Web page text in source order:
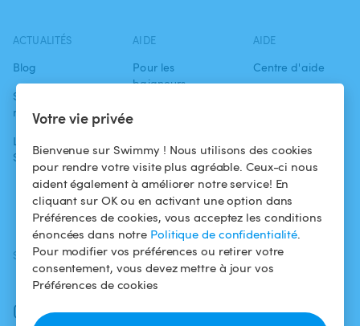
Votre vie privée
Bienvenue sur Swimmy ! Nous utilisons des cookies
pour rendre votre visite plus agréable. Ceux-ci nous
aident également à améliorer notre service! En
cliquant sur OK ou en activant une option dans
Préférences de cookies, vous acceptez les conditions
énoncées dans notre Politique de confidentialité.
Pour modifier vos préférences ou retirer votre
consentement, vous devez mettre à jour vos
Préférences de cookies
ACTUALITÉS
Blog
Swimmy dans les
médias
L'aventure
Swimmy
AIDE
Pour les
baigneurs
Louer ma piscine
Comment ça
marche ?
AIDE
Centre d'aide
confidentialité
Mentions légales
SUIVEZ-NOUS
Facebook
Instagram
TÉLÉCHARGEZ L'APP